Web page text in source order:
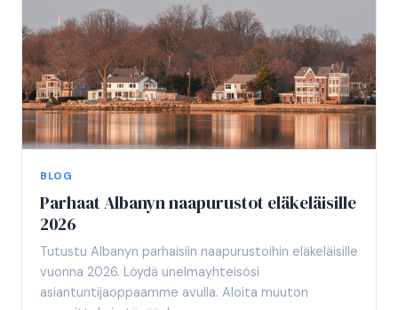
BLOG
Parhaat Albanyn naapurustot eläkeläisille
2026
Tutustu Albanyn parhaisiin naapurustoihin eläkeläisille
vuonna 2026. Löydä unelmayhteisösi
asiantuntijaoppaamme avulla. Aloita muuton